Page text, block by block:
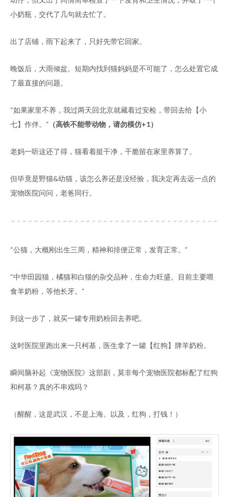
小奶瓶，交代了几句就去忙了。
出了店铺，雨下起来了，只好先带它回家。
晚饭后，大雨倾盆。短期内找到猫妈妈是不可能了，怎么处置它成
了最直接的问题。
“如果家里不养，我过两天回北京就藏着过安检，带回去给【小
七】作伴。” （高铁不能带动物，请勿模仿+1）
老妈一听这还了得，猫看着挺干净，干脆留在家里养算了。
但毕竟是野猫&幼猫，该怎么养还是没经验，我决定再去远一点的
宠物医院问问，老爸同行。
“公猫，大概刚出生三周，精神和排便正常，发育正常。”
“中华田园猫，橘猫和白猫的杂交品种，生命力旺盛。目前主要喂
食羊奶粉，等他长牙。”
到这一步了，就买一罐专用奶粉回去养吧。
这时医院里跑出来一只柯基，医生拿了一罐【红狗】牌羊奶粉。
瞬间脑补起《宠物医院》这部剧，莫非每个宠物医院都标配了红狗
和柯基？真的不串戏吗？
（醒醒，这是武汉，不是上海。以及，红狗，打钱！）